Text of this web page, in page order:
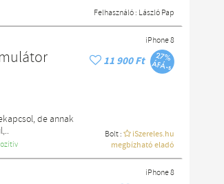
Felhasználó : László Pap
de annak
iPhone 8
11 900 Ft
Bolt :
iSzereles.hu
megbízható eladó
iPhone 8